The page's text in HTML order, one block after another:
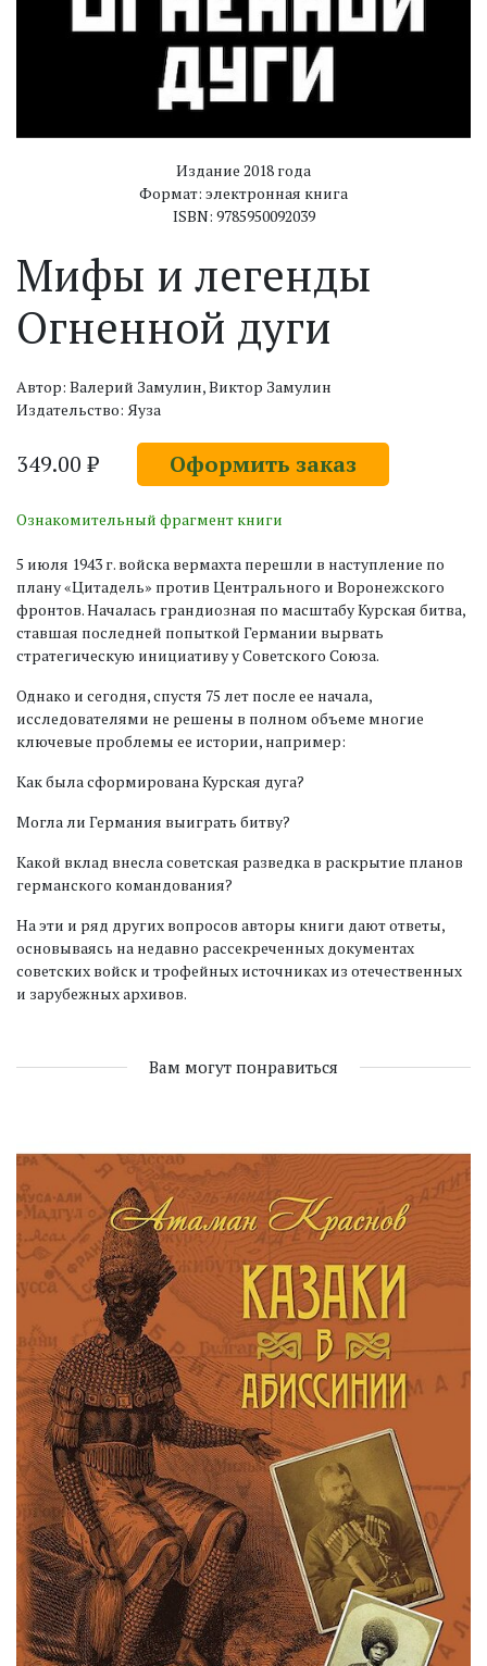
Издание 2018 года
Формат: электронная книга
ISBN: 9785950092039
Мифы и легенды
Огненной дуги
Автор: Валерий Замулин, Виктор Замулин
Издательство: Яуза
349.00 ₽ Оформить заказ
Ознакомительный фрагмент книги
5 июля 1943 г. войска вермахта перешли в наступление по
плану «Цитадель» против Центрального и Воронежского
фронтов. Началась грандиозная по масштабу Курская битва,
ставшая последней попыткой Германии вырвать
стратегическую инициативу у Советского Союза.
Однако и сегодня, спустя 75 лет после ее начала,
исследователями не решены в полном объеме многие
ключевые проблемы ее истории, например:
Как была сформирована Курская дуга?
Могла ли Германия выиграть битву?
Какой вклад внесла советская разведка в раскрытие планов
германского командования?
На эти и ряд других вопросов авторы книги дают ответы,
основываясь на недавно рассекреченных документах
советских войск и трофейных источниках из отечественных
и зарубежных архивов.
Вам могут понравиться